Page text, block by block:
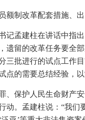
额制改革配套措施、
记孟建柱在讲话中指
遗留的改革任务要全
三批进行的试点工作
点的需要总结经验，
、保护人民生命财产
动。孟建柱说：“我